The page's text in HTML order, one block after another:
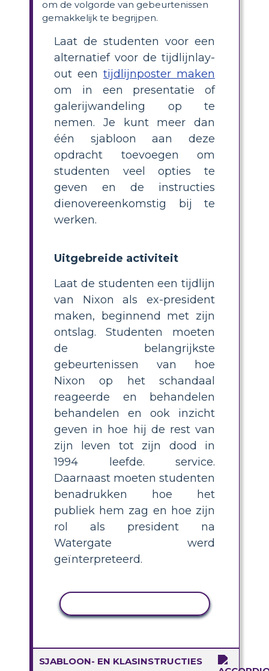
om de volgorde van gebeurtenissen
gemakkelijk te begrijpen.
Laat de studenten voor een
alternatief voor de tijdlijnlay-
out een tijdlijnposter maken
om in een presentatie of
galerijwandeling op te
nemen. Je kunt meer dan
één sjabloon aan deze
opdracht toevoegen om
studenten veel opties te
geven en de instructies
dienovereenkomstig bij te
werken.
Uitgebreide activiteit
Laat de studenten een tijdlijn
van Nixon als ex-president
maken, beginnend met zijn
ontslag. Studenten moeten
de belangrijkste
gebeurtenissen van hoe
Nixon op het schandaal
reageerde en behandelen
behandelen en ook inzicht
geven in hoe hij de rest van
zijn leven tot zijn dood in
1994 leefde. service.
Daarnaast moeten studenten
benadrukken hoe het
publiek hem zag en hoe zijn
rol als president na
Watergate werd
geïnterpreteerd.
SJABLOON- EN KLASINSTRUCTIES